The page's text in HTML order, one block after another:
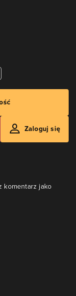
Zaloguj się
komentarz jako